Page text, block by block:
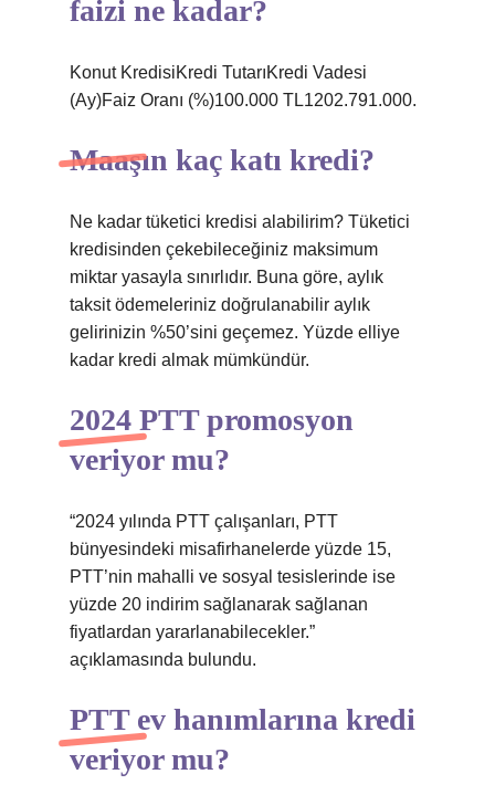
faizi ne kadar?
Konut KredisiKredi TutarıKredi Vadesi
(Ay)Faiz Oranı (%)100.000 TL1202.791.000.
Maaşın kaç katı kredi?
Ne kadar tüketici kredisi alabilirim? Tüketici
kredisinden çekebileceğiniz maksimum
miktar yasayla sınırlıdır. Buna göre, aylık
taksit ödemeleriniz doğrulanabilir aylık
gelirinizin %50’sini geçemez. Yüzde elliye
kadar kredi almak mümkündür.
2024 PTT promosyon
veriyor mu?
“2024 yılında PTT çalışanları, PTT
bünyesindeki misafirhanelerde yüzde 15,
PTT’nin mahalli ve sosyal tesislerinde ise
yüzde 20 indirim sağlanarak sağlanan
fiyatlardan yararlanabilecekler.”
açıklamasında bulundu.
PTT ev hanımlarına kredi
veriyor mu?